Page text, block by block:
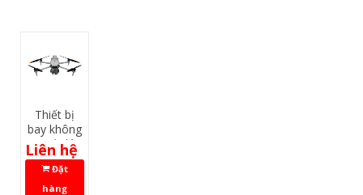
Thiết bị
bay không
người lái
DJI Matrice
4
Liên hệ
Đặt
hàng